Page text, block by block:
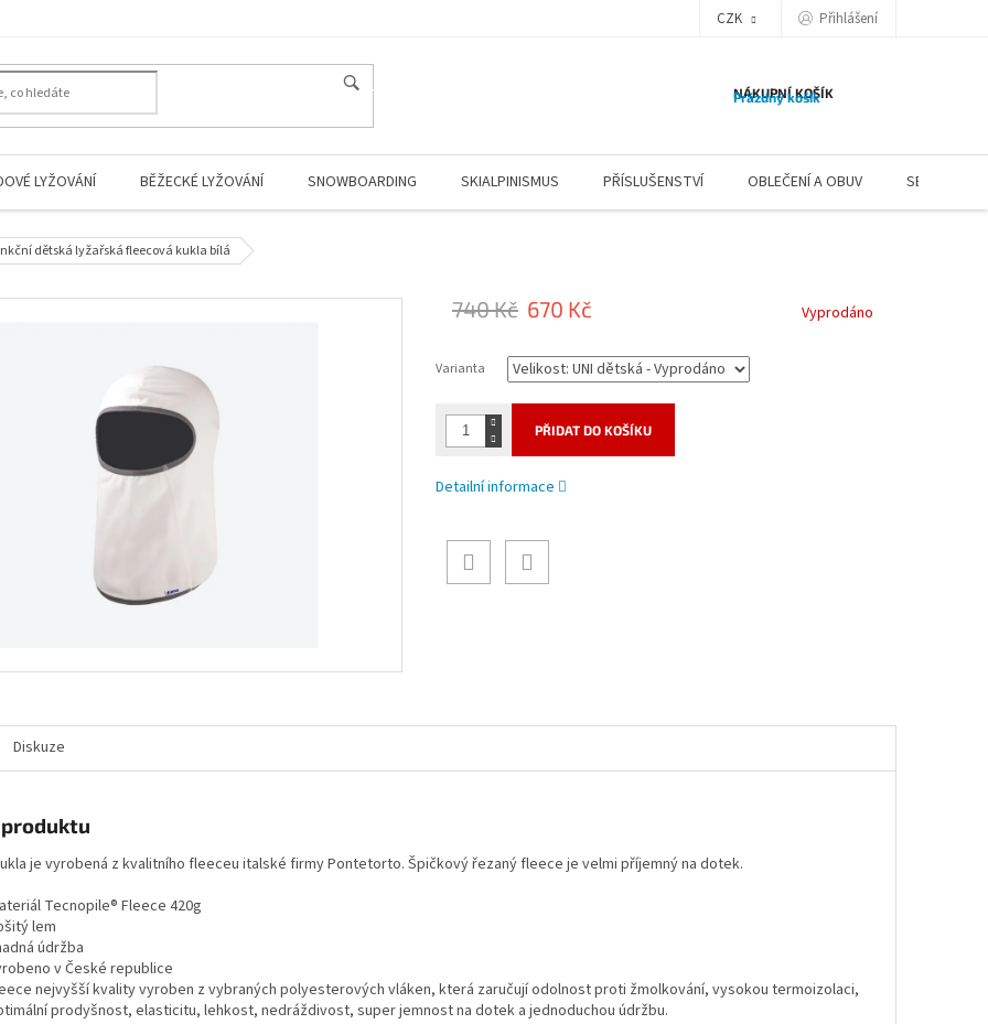
CZK Přihlášení
NÁKUPNÍ KOŠÍK
Prázdný košík
LYŽOVÁNÍ BĚŽECKÉ LYŽOVÁNÍ SNOWBOARDING SKIALPINISMUS PŘÍSLUŠENSTVÍ OBLEČENÍ A OBUV SERVIS
dětská lyžařská fleecová kukla bílá
740 Kč 670 Kč
cena:
Vyprodáno
Varianta
PŘIDAT DO KOŠÍKU
Detailní informace
Diskuze
je vyrobená z kvalitního fleeceu italské firmy Pontetorto. Špičkový řezaný fleece je velmi příjemný na dotek.
Tecnopile® Fleece 420g
lem
údržba
v České republice
nejvyšší kvality vyroben z vybraných polyesterových vláken, která zaručují odolnost proti žmolkování, vysokou termoizolaci,
prodyšnost, elasticitu, lehkost, nedráždivost, super jemnost na dotek a jednoduchou údržbu.